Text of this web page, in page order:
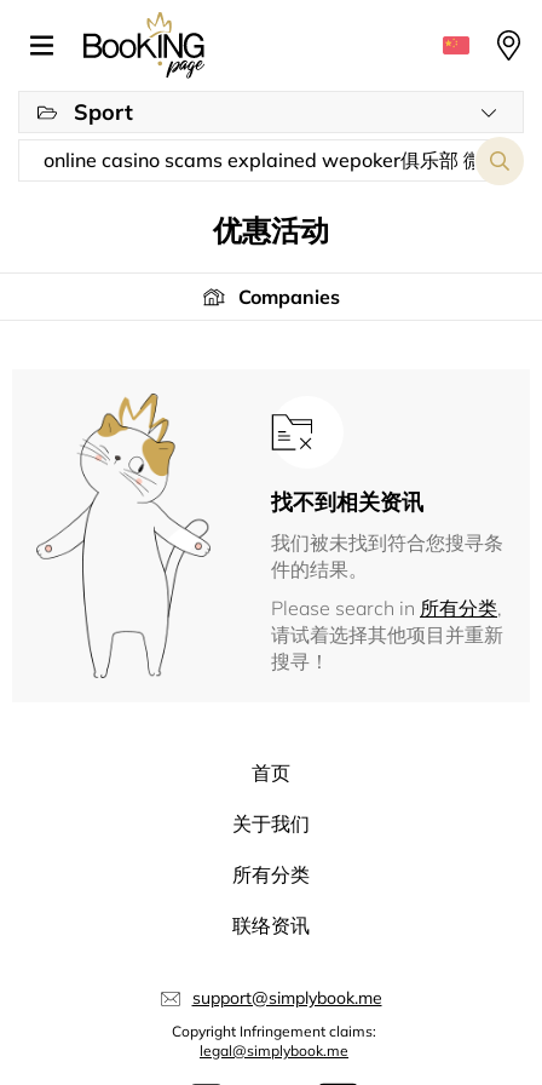
Sport
优惠活动
Companies
找不到相关资讯
我们被未找到符合您搜寻条
件的结果。
Please search in 所有分类,
请试着选择其他项目并重新
搜寻！
首页
关于我们
所有分类
联络资讯
support@simplybook.me
Copyright Infringement claims:
legal@simplybook.me